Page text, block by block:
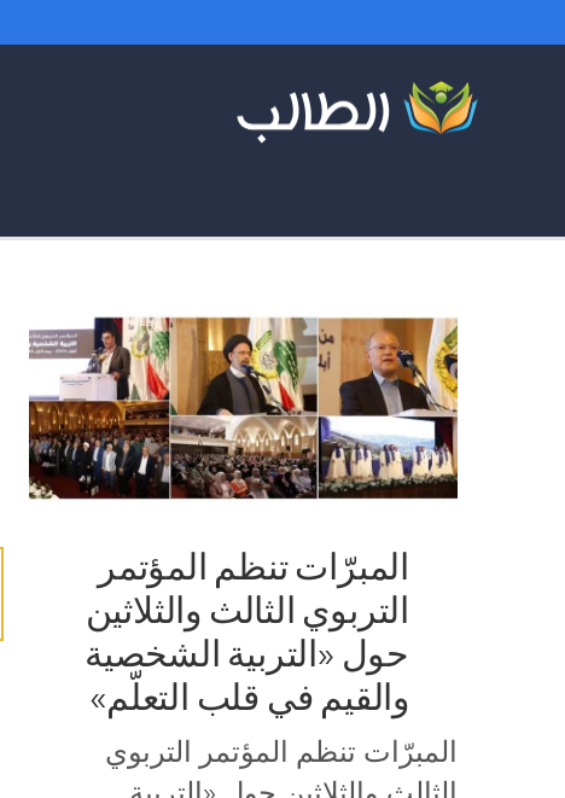
المبرّات تنظم المؤتمر
التربوي الثالث والثلاثين
حول «التربية الشخصية
والقيم في قلب التعلّم»
المبرّات تنظم المؤتمر التربوي